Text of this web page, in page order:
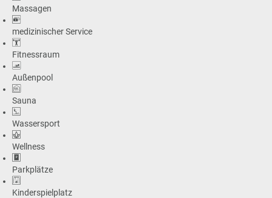
Massagen
medizinischer Service
Fitnessraum
Außenpool
Sauna
Wassersport
Wellness
Parkplätze
Kinderspielplatz